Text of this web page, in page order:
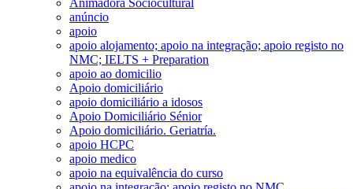
anúncio
apoio
apoio alojamento; apoio na integração; apoio registo no
NMC; IELTS + Preparation
apoio ao domicilio
Apoio domiciliário
apoio domiciliário a idosos
Apoio Domiciliário Sénior
Apoio domiciliário. Geriatría.
apoio HCPC
apoio medico
apoio na equivalência do curso